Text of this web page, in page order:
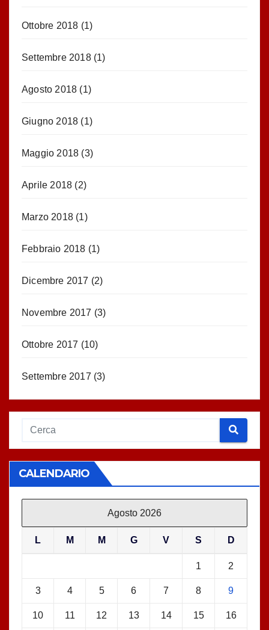
Ottobre 2018 (1)
Settembre 2018(1)
Agosto 2018 (1)
Giugno 2018 (1)
Maggio 2018 (3)
Aprile 2018 (2)
Marzo 2018 (1)
Febbraio 2018 (1)
Dicembre 2017 (2)
Novembre 2017 (3)
Ottobre 2017 (10)
Settembre 2017 (3)
CALENDARIO
Agosto 2026
L M M G V S D
1 2
3 4 5 6 7 8 9
10 11 12 13 14 15 16